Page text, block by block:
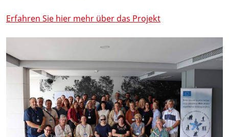
Erfahren Sie hier mehr über das Projekt